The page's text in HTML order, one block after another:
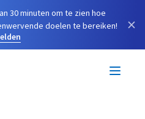
30 minuten om te zien hoe
doelen te bereiken!
×